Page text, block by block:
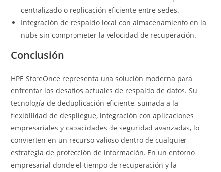
centralizado o replicación eficiente entre sedes.
Integración de respaldo local con almacenamiento en la
nube sin comprometer la velocidad de recuperación.
Conclusión
HPE StoreOnce representa una solución moderna para
enfrentar los desafíos actuales de respaldo de datos. Su
tecnología de deduplicación eficiente, sumada a la
flexibilidad de despliegue, integración con aplicaciones
empresariales y capacidades de seguridad avanzadas, lo
convierten en un recurso valioso dentro de cualquier
estrategia de protección de información. En un entorno
empresarial donde el tiempo de recuperación y la